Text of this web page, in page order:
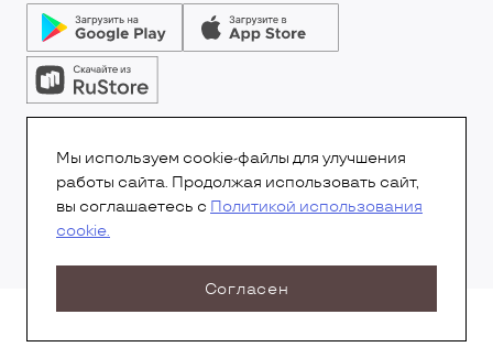
© Все права защищены.Copyright 2026© Радио 7
Мы используем cookie-файлы для улучшения
работы сайта. Продолжая использовать сайт,
вы соглашаетесь с Политикой использования
cookie.
Согласен